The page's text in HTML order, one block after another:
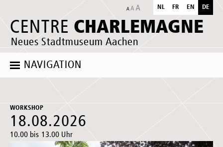
CENTRE CHARLEMAGNE
Neues Stadtmuseum Aachen
NL FR EN DE
NAVIGATION
WORKSHOP
18.08.2026
10.00 bis 13.00 Uhr